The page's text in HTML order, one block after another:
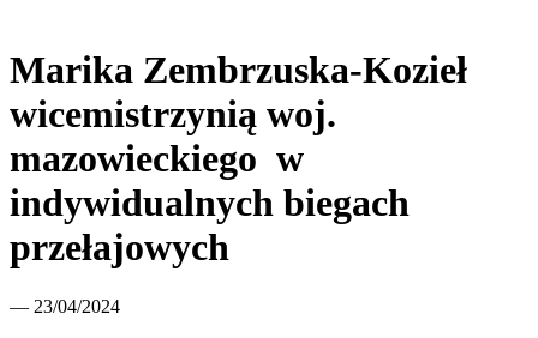
Marika Zembrzuska-Kozieł
wicemistrzynią woj.
mazowieckiego w
indywidualnych biegach
przełajowych
— 23/04/2024